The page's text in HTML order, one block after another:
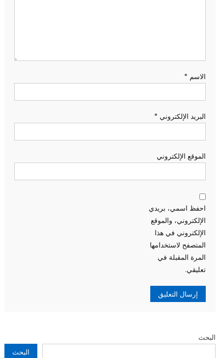
الاسم *
البريد الإلكتروني *
الموقع الإلكتروني
احفظ اسمي، بريدي
الإلكتروني، والموقع
الإلكتروني في هذا
المتصفح لاستخدامها
المرة المقبلة في
تعليقي.
البحث
البحث